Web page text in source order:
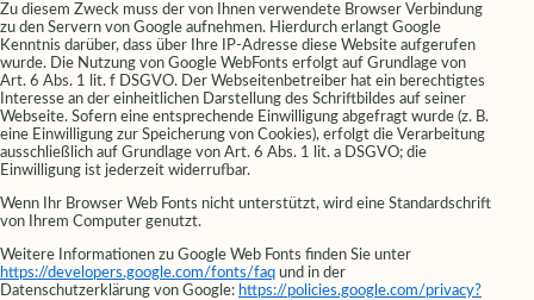
Zu diesem Zweck muss der von Ihnen verwendete Browser Verbindung
zu den Servern von Google aufnehmen. Hierdurch erlangt Google
Kenntnis darüber, dass über Ihre IP-Adresse diese Website aufgerufen
wurde. Die Nutzung von Google WebFonts erfolgt auf Grundlage von
Art. 6 Abs. 1 lit. f DSGVO. Der Webseitenbetreiber hat ein berechtigtes
Interesse an der einheitlichen Darstellung des Schriftbildes auf seiner
Webseite. Sofern eine entsprechende Einwilligung abgefragt wurde (z. B.
eine Einwilligung zur Speicherung von Cookies), erfolgt die Verarbeitung
ausschließlich auf Grundlage von Art. 6 Abs. 1 lit. a DSGVO; die
Einwilligung ist jederzeit widerrufbar.
Wenn Ihr Browser Web Fonts nicht unterstützt, wird eine Standardschrift
von Ihrem Computer genutzt.
Weitere Informationen zu Google Web Fonts finden Sie unter
https://developers.google.com/fonts/faq und in der
Datenschutzerklärung von Google: https://policies.google.com/privacy?